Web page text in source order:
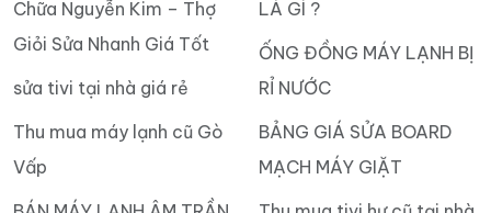
Chữa Nguyễn Kim – Thợ
Giỏi Sửa Nhanh Giá Tốt
sửa tivi tại nhà giá rẻ
Thu mua máy lạnh cũ Gò
Vấp
LÀ GÌ ?
ỐNG ĐỒNG MÁY LẠNH BỊ
RỈ NƯỚC
BẢNG GIÁ SỬA BOARD
MẠCH MÁY GIẶT